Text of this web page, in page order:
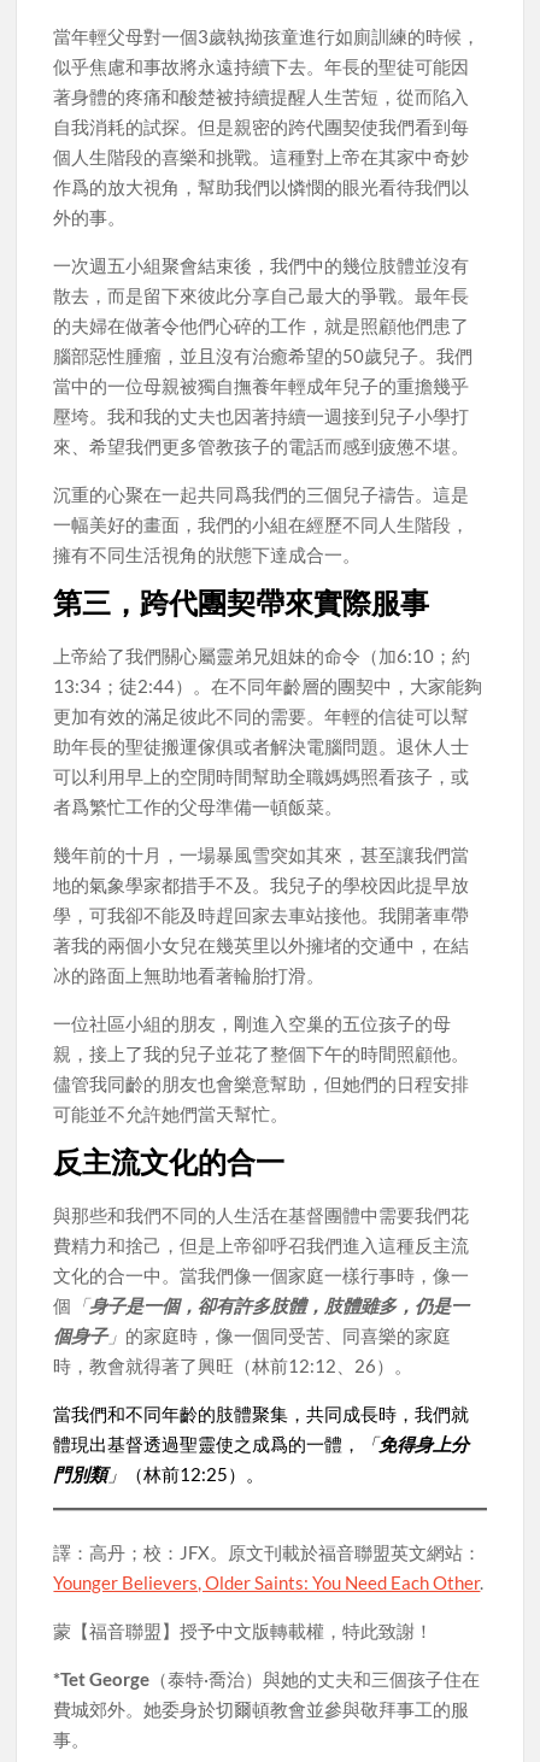
當年輕父母對一個3歲執拗孩童進行如廁訓練的時候，
似乎焦慮和事故將永遠持續下去。年長的聖徒可能因
著身體的疼痛和酸楚被持續提醒人生苦短，從而陷入
自我消耗的試探。但是親密的跨代團契使我們看到每
個人生階段的喜樂和挑戰。這種對上帝在其家中奇妙
作爲的放大視角，幫助我們以憐憫的眼光看待我們以
外的事。
一次週五小組聚會結束後，我們中的幾位肢體並沒有
散去，而是留下來彼此分享自己最大的爭戰。最年長
的夫婦在做著令他們心碎的工作，就是照顧他們患了
腦部惡性腫瘤，並且沒有治癒希望的50歲兒子。我們
當中的一位母親被獨自撫養年輕成年兒子的重擔幾乎
壓垮。我和我的丈夫也因著持續一週接到兒子小學打
來、希望我們更多管教孩子的電話而感到疲憊不堪。
沉重的心聚在一起共同爲我們的三個兒子禱告。這是
一幅美好的畫面，我們的小組在經歷不同人生階段，
擁有不同生活視角的狀態下達成合一。
第三，跨代團契帶來實際服事
上帝給了我們關心屬靈弟兄姐妹的命令（加6:10；約
13:34；徒2:44）。在不同年齡層的團契中，大家能夠
更加有效的滿足彼此不同的需要。年輕的信徒可以幫
助年長的聖徒搬運傢俱或者解決電腦問題。退休人士
可以利用早上的空閒時間幫助全職媽媽照看孩子，或
者爲繁忙工作的父母準備一頓飯菜。
幾年前的十月，一場暴風雪突如其來，甚至讓我們當
地的氣象學家都措手不及。我兒子的學校因此提早放
學，可我卻不能及時趕回家去車站接他。我開著車帶
著我的兩個小女兒在幾英里以外擁堵的交通中，在結
冰的路面上無助地看著輪胎打滑。
一位社區小組的朋友，剛進入空巢的五位孩子的母
親，接上了我的兒子並花了整個下午的時間照顧他。
儘管我同齡的朋友也會樂意幫助，但她們的日程安排
可能並不允許她們當天幫忙。
反主流文化的合一
與那些和我們不同的人生活在基督團體中需要我們花
費精力和捨己，但是上帝卻呼召我們進入這種反主流
文化的合一中。當我們像一個家庭一樣行事時，像一
個 「身子是一個，卻有許多肢體，肢體雖多，仍是一
個身子」 的家庭時，像一個同受苦、同喜樂的家庭
時，教會就得著了興旺（林前12:12、26）。
當我們和不同年齡的肢體聚集，共同成長時，我們就
體現出基督透過聖靈使之成爲的一體，
「免得身上分
門別類」 （林前12:25）。
譯：高丹；校：JFX。原文刊載於福音聯盟英文網站：
Younger Believers, Older Saints: You Need Each Other.
蒙【福音聯盟】授予中文版轉載權，特此致謝！
*Tet George （泰特·喬治）與她的丈夫和三個孩子住在
費城郊外。她委身於切爾頓教會並參與敬拜事工的服
事。